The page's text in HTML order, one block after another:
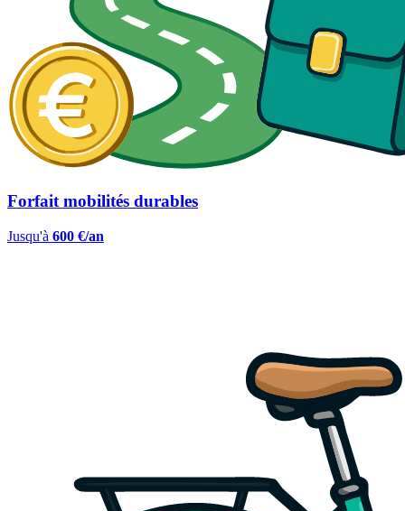
Forfait mobilités durables
Jusqu'à 600 €/an